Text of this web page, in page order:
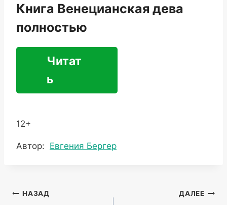
Книга Венецианская дева
полностью
Читат
ь
12+
Метки
Автор: Евгения Бергер
Навигация
НАЗАД ДАЛЕЕ